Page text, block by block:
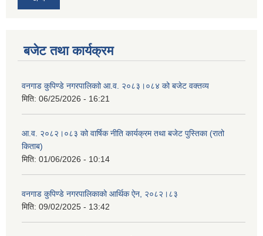
बजेट तथा कार्यक्रम
वनगाड कुपिण्डे नगरपालिकाो आ.व. २०८३।०८४ को बजेट वक्तव्य
मिति: 06/25/2026 - 16:21
आ.व. २०८२।०८३ को वार्षिक नीति कार्यक्रम तथा बजेट पुस्तिका (रातो
किताब)
मिति: 01/06/2026 - 10:14
वनगाड कुपिण्डे नगरपालिकाको आर्थिक ऐन, २०८२।८३
मिति: 09/02/2025 - 13:42